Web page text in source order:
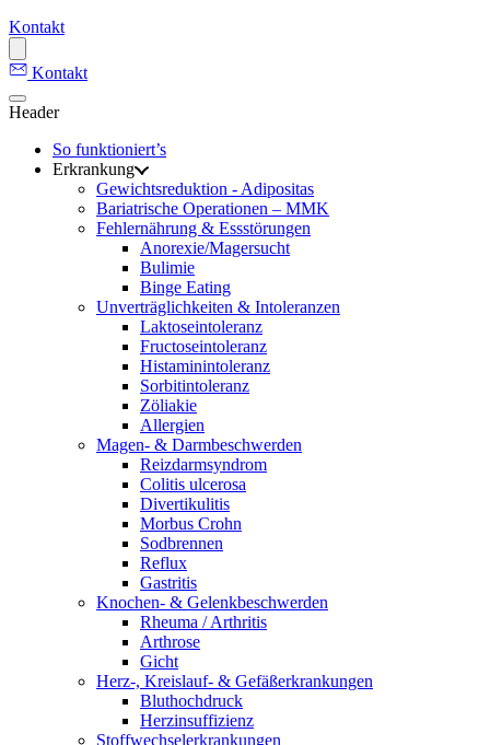
Kontakt
Kontakt
Header
So funktioniert’s
Erkrankung
Gewichtsreduktion - Adipositas
Bariatrische Operationen – MMK
Fehlernährung & Essstörungen
Anorexie/Magersucht
Bulimie
Binge Eating
Unverträglichkeiten & Intoleranzen
Laktoseintoleranz
Fructoseintoleranz
Histaminintoleranz
Sorbitintoleranz
Zöliakie
Allergien
Magen- & Darmbeschwerden
Reizdarmsyndrom
Colitis ulcerosa
Divertikulitis
Morbus Crohn
Sodbrennen
Reflux
Gastritis
Knochen- & Gelenkbeschwerden
Rheuma / Arthritis
Arthrose
Gicht
Herz-, Kreislauf- & Gefäßerkrankungen
Bluthochdruck
Herzinsuffizienz
Stoffwechselerkrankungen